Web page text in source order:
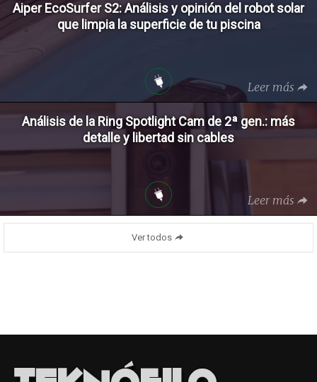
Aiper EcoSurfer S2: Análisis y opinión del robot solar
que limpia la superficie de tu piscina
Leer más
Análisis de la Ring Spotlight Cam de 2ª gen.: más
detalle y libertad sin cables
Leer más
Ver todos